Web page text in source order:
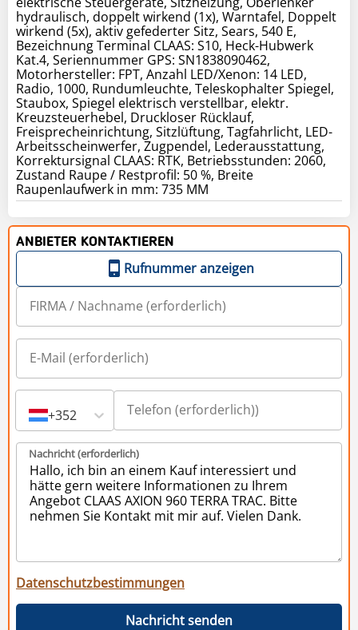
hydraulisch, doppelt wirkend (1x), Warntafel, Doppelt
wirkend (5x), aktiv gefederter Sitz, Sears, 540 E,
Bezeichnung Terminal CLAAS: S10, Heck-Hubwerk
Kat.4, Seriennummer GPS: SN1838090462,
Motorhersteller: FPT, Anzahl LED/Xenon: 14 LED,
Radio, 1000, Rundumleuchte, Teleskophalter Spiegel,
Staubox, Spiegel elektrisch verstellbar, elektr.
Kreuzsteuerhebel, Druckloser Rücklauf,
Freisprecheinrichtung, Sitzlüftung, Tagfahrlicht, LED-
Arbeitsscheinwerfer, Zugpendel, Lederausstattung,
Korrektursignal CLAAS: RTK, Betriebsstunden: 2060,
Zustand Raupe / Restprofil: 50 %, Breite
Raupenlaufwerk in mm: 735 MM
ANBIETER KONTAKTIEREN
Rufnummer anzeigen
+352
Nachricht (erforderlich)
Datenschutzbestimmungen
Nachricht senden